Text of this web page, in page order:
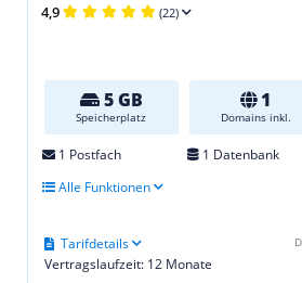
4,9 (22)
5 GB
Speicherplatz
1
Domains inkl.
1 Postfach 1 Datenbank
Alle Funktionen
Vertragslaufzeit: 12 Monate
Tarifdetails